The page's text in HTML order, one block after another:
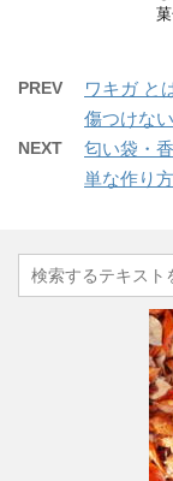
PREV
ワキガ と
傷つけな
NEXT
匂い袋・
単な作り方